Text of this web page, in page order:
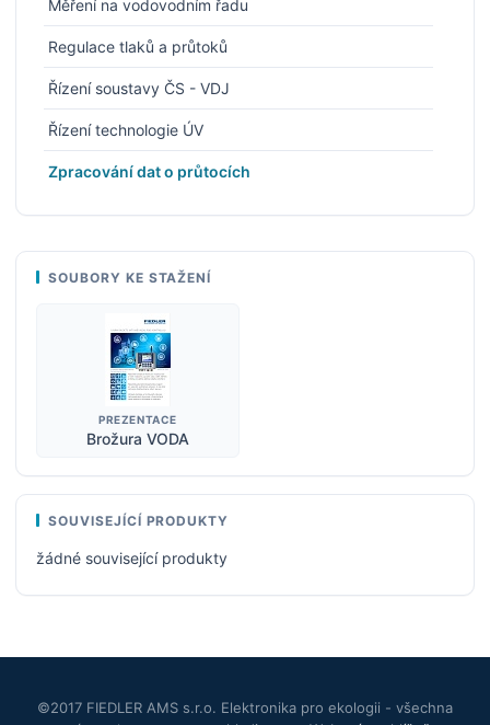
Měření na vodovodním řadu
Regulace tlaků a průtoků
Řízení soustavy ČS - VDJ
Řízení technologie ÚV
Zpracování dat o průtocích
SOUBORY KE STAŽENÍ
PREZENTACE
Brožura VODA
SOUVISEJÍCÍ PRODUKTY
žádné související produkty
©2017 FIEDLER AMS s.r.o. Elektronika pro ekologii - všechna